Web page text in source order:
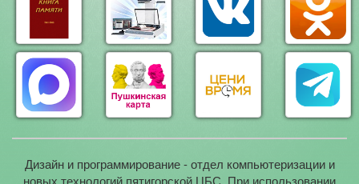
Дизайн и программирование - отдел компьютеризации и